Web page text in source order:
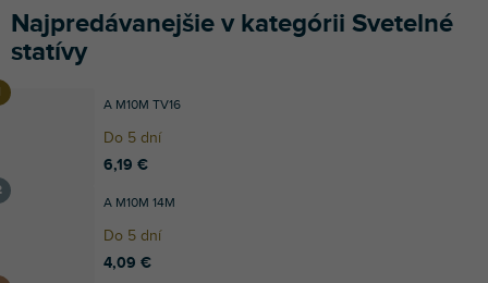
Najpredávanejšie v kategórii Svetelné
statívy
A M10M TV16
Do 5 dní
6,19 €
A M10M 14M
Do 5 dní
4,09 €